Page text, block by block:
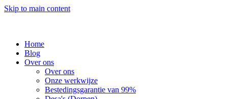
Skip to main content
Home
Blog
Over ons
Over ons
Onze werkwijze
Bestedingsgarantie van 99%